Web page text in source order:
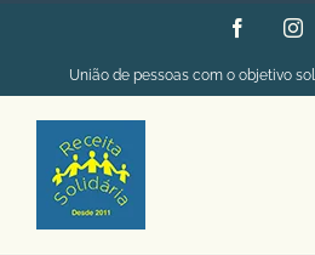
o
conteúdo
Facebook
União de pessoas com o objetivo